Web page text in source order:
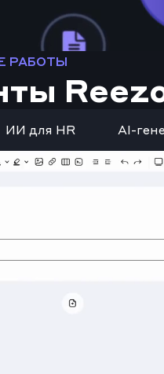
РАБОТЫ
ИИ для HR AI-